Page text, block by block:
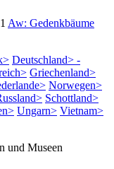
Aw: Gedenkbäume
Deutschland> -
Griechenland>
Norwegen>
Schottland>
Ungarn> Vietnam>
und Museen